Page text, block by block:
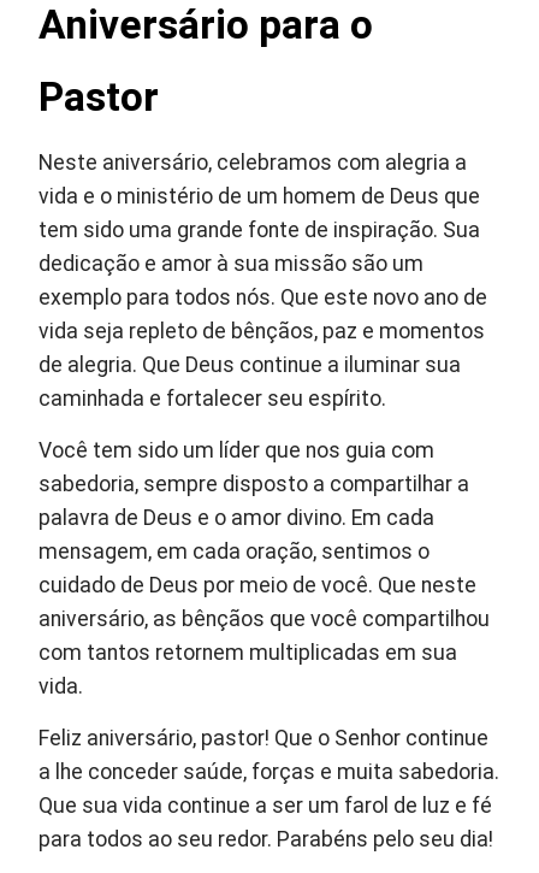
Aniversário para o
Pastor
Neste aniversário, celebramos com alegria a
vida e o ministério de um homem de Deus que
tem sido uma grande fonte de inspiração. Sua
dedicação e amor à sua missão são um
exemplo para todos nós. Que este novo ano de
vida seja repleto de bênçãos, paz e momentos
de alegria. Que Deus continue a iluminar sua
caminhada e fortalecer seu espírito.
Você tem sido um líder que nos guia com
sabedoria, sempre disposto a compartilhar a
palavra de Deus e o amor divino. Em cada
mensagem, em cada oração, sentimos o
cuidado de Deus por meio de você. Que neste
aniversário, as bênçãos que você compartilhou
com tantos retornem multiplicadas em sua
vida.
Feliz aniversário, pastor! Que o Senhor continue
a lhe conceder saúde, forças e muita sabedoria.
Que sua vida continue a ser um farol de luz e fé
para todos ao seu redor. Parabéns pelo seu dia!